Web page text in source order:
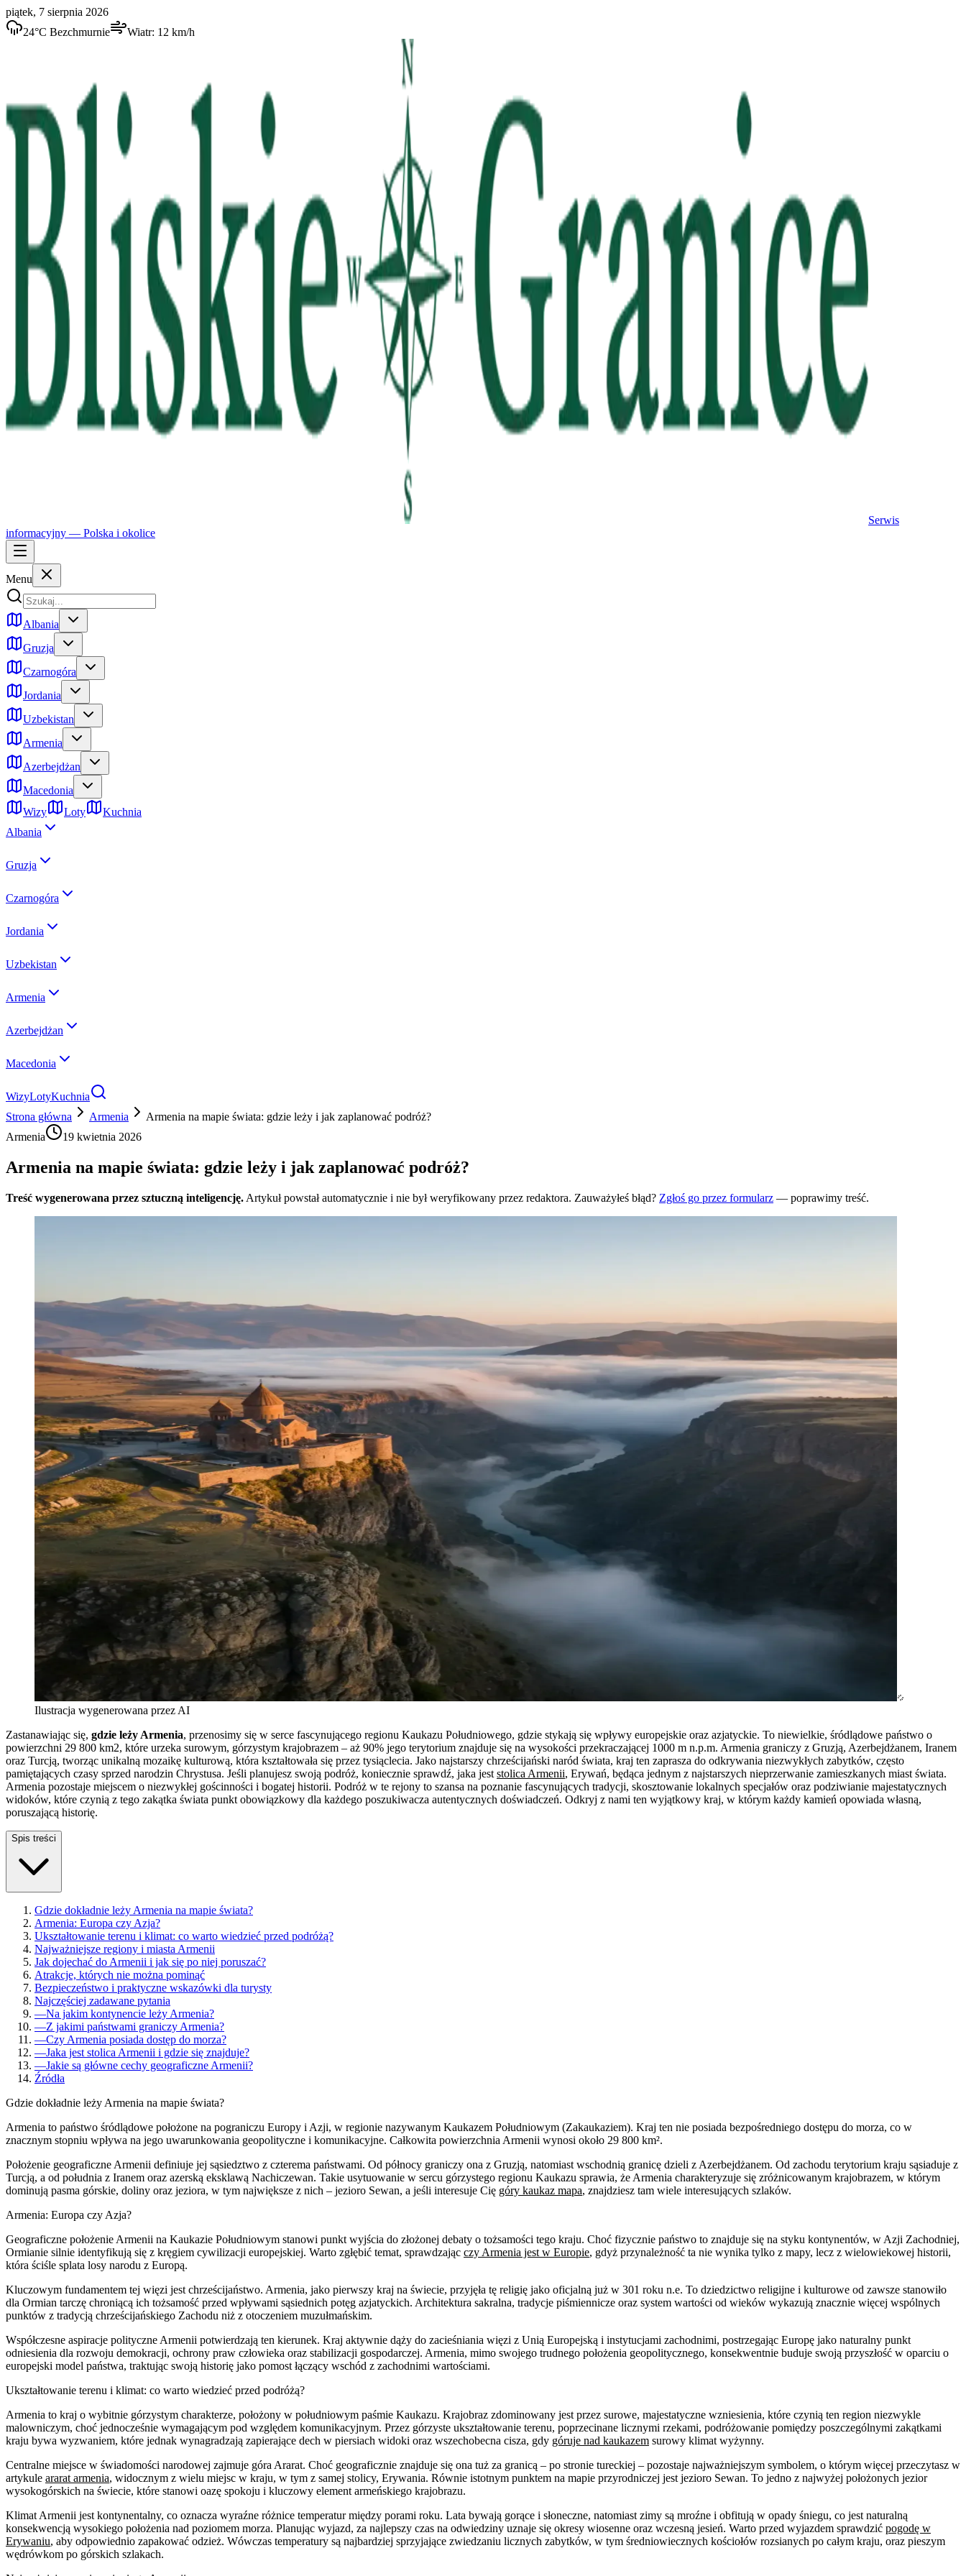
piątek, 7 sierpnia 2026
24°C Bezchmurnie Wiatr: 12 km/h
Serwis
informacyjny — Polska i okolice
Menu
Albania
Gruzja
Czarnogóra
Jordania
Uzbekistan
Armenia
Azerbejdżan
Macedonia
Wizy
Loty
Kuchnia
Albania
Gruzja
Czarnogóra
Jordania
Uzbekistan
Armenia
Azerbejdżan
Macedonia
WizyLotyKuchnia
Strona główna
Armenia
Armenia na mapie świata: gdzie leży i jak zaplanować podróż?
Armenia
19 kwietnia 2026
Armenia na mapie świata: gdzie leży i jak zaplanować podróż?
Treść wygenerowana przez sztuczną inteligencję. Artykuł powstał automatycznie i nie był weryfikowany przez redaktora. Zauważyłeś błąd? Zgłoś go przez formularz — poprawimy treść.
Ilustracja wygenerowana przez AI
Zastanawiając się, gdzie leży Armenia, przenosimy się w serce fascynującego regionu Kaukazu Południowego, gdzie stykają się wpływy europejskie oraz azjatyckie. To niewielkie, śródlądowe państwo o
powierzchni 29 800 km2, które urzeka surowym, górzystym krajobrazem – aż 90% jego terytorium znajduje się na wysokości przekraczającej 1000 m n.p.m. Armenia graniczy z Gruzją, Azerbejdżanem, Iranem
oraz Turcją, tworząc unikalną mozaikę kulturową, która kształtowała się przez tysiąclecia. Jako najstarszy chrześcijański naród świata, kraj ten zaprasza do odkrywania niezwykłych zabytków, często
pamiętających czasy sprzed narodzin Chrystusa. Jeśli planujesz swoją podróż, koniecznie sprawdź, jaka jest stolica Armenii, Erywań, będąca jednym z najstarszych nieprzerwanie zamieszkanych miast świata.
Armenia pozostaje miejscem o niezwykłej gościnności i bogatej historii. Podróż w te rejony to szansa na poznanie fascynujących tradycji, skosztowanie lokalnych specjałów oraz podziwianie majestatycznych
widoków, które czynią z tego zakątka świata punkt obowiązkowy dla każdego poszukiwacza autentycznych doświadczeń. Odkryj z nami ten wyjątkowy kraj, w którym każdy kamień opowiada własną,
poruszającą historię.
Spis treści
Gdzie dokładnie leży Armenia na mapie świata?
Armenia: Europa czy Azja?
Ukształtowanie terenu i klimat: co warto wiedzieć przed podróżą?
Najważniejsze regiony i miasta Armenii
Jak dojechać do Armenii i jak się po niej poruszać?
Atrakcje, których nie można pominąć
Bezpieczeństwo i praktyczne wskazówki dla turysty
Najczęściej zadawane pytania
—Na jakim kontynencie leży Armenia?
—Z jakimi państwami graniczy Armenia?
—Czy Armenia posiada dostęp do morza?
—Jaka jest stolica Armenii i gdzie się znajduje?
—Jakie są główne cechy geograficzne Armenii?
Źródła
Gdzie dokładnie leży Armenia na mapie świata?
Armenia to państwo śródlądowe położone na pograniczu Europy i Azji, w regionie nazywanym Kaukazem Południowym (Zakaukaziem). Kraj ten nie posiada bezpośredniego dostępu do morza, co w
znacznym stopniu wpływa na jego uwarunkowania geopolityczne i komunikacyjne. Całkowita powierzchnia Armenii wynosi około 29 800 km².
Położenie geograficzne Armenii definiuje jej sąsiedztwo z czterema państwami. Od północy graniczy ona z Gruzją, natomiast wschodnią granicę dzieli z Azerbejdżanem. Od zachodu terytorium kraju sąsiaduje z
Turcją, a od południa z Iranem oraz azerską eksklawą Nachiczewan. Takie usytuowanie w sercu górzystego regionu Kaukazu sprawia, że Armenia charakteryzuje się zróżnicowanym krajobrazem, w którym
dominują pasma górskie, doliny oraz jeziora, w tym największe z nich – jezioro Sewan, a jeśli interesuje Cię góry kaukaz mapa, znajdziesz tam wiele interesujących szlaków.
Armenia: Europa czy Azja?
Geograficzne położenie Armenii na Kaukazie Południowym stanowi punkt wyjścia do złożonej debaty o tożsamości tego kraju. Choć fizycznie państwo to znajduje się na styku kontynentów, w Azji Zachodniej,
Ormianie silnie identyfikują się z kręgiem cywilizacji europejskiej. Warto zgłębić temat, sprawdzając czy Armenia jest w Europie, gdyż przynależność ta nie wynika tylko z mapy, lecz z wielowiekowej historii,
która ściśle splata losy narodu z Europą.
Kluczowym fundamentem tej więzi jest chrześcijaństwo. Armenia, jako pierwszy kraj na świecie, przyjęła tę religię jako oficjalną już w 301 roku n.e. To dziedzictwo religijne i kulturowe od zawsze stanowiło
dla Ormian tarczę chroniącą ich tożsamość przed wpływami sąsiednich potęg azjatyckich. Architektura sakralna, tradycje piśmiennicze oraz system wartości od wieków wykazują znacznie więcej wspólnych
punktów z tradycją chrześcijańskiego Zachodu niż z otoczeniem muzułmańskim.
Współczesne aspiracje polityczne Armenii potwierdzają ten kierunek. Kraj aktywnie dąży do zacieśniania więzi z Unią Europejską i instytucjami zachodnimi, postrzegając Europę jako naturalny punkt
odniesienia dla rozwoju demokracji, ochrony praw człowieka oraz stabilizacji gospodarczej. Armenia, mimo swojego trudnego położenia geopolitycznego, konsekwentnie buduje swoją przyszłość w oparciu o
europejski model państwa, traktując swoją historię jako pomost łączący wschód z zachodnimi wartościami.
Ukształtowanie terenu i klimat: co warto wiedzieć przed podróżą?
Armenia to kraj o wybitnie górzystym charakterze, położony w południowym paśmie Kaukazu. Krajobraz zdominowany jest przez surowe, majestatyczne wzniesienia, które czynią ten region niezwykle
malowniczym, choć jednocześnie wymagającym pod względem komunikacyjnym. Przez górzyste ukształtowanie terenu, poprzecinane licznymi rzekami, podróżowanie pomiędzy poszczególnymi zakątkami
kraju bywa wyzwaniem, które jednak wynagradzają zapierające dech w piersiach widoki oraz wszechobecna cisza, gdy góruje nad kaukazem surowy klimat wyżynny.
Centralne miejsce w świadomości narodowej zajmuje góra Ararat. Choć geograficznie znajduje się ona tuż za granicą – po stronie tureckiej – pozostaje najważniejszym symbolem, o którym więcej przeczytasz w
artykule ararat armenia, widocznym z wielu miejsc w kraju, w tym z samej stolicy, Erywania. Równie istotnym punktem na mapie przyrodniczej jest jezioro Sewan. To jedno z najwyżej położonych jezior
wysokogórskich na świecie, które stanowi oazę spokoju i kluczowy element armeńskiego krajobrazu.
Klimat Armenii jest kontynentalny, co oznacza wyraźne różnice temperatur między porami roku. Lata bywają gorące i słoneczne, natomiast zimy są mroźne i obfitują w opady śniegu, co jest naturalną
konsekwencją wysokiego położenia nad poziomem morza. Planując wyjazd, za najlepszy czas na odwiedziny uznaje się okresy wiosenne oraz wczesną jesień. Warto przed wyjazdem sprawdzić pogodę w
Erywaniu, aby odpowiednio zapakować odzież. Wówczas temperatury są najbardziej sprzyjające zwiedzaniu licznych zabytków, w tym średniowiecznych kościołów rozsianych po całym kraju, oraz pieszym
wędrówkom po górskich szlakach.